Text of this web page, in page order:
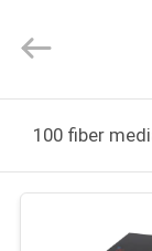
HAUS
Rights
by
100 fiber